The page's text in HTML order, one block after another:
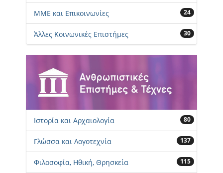
ΜΜΕ και Επικοινωνίες 24
Άλλες Κοινωνικές Επιστήμες 30
Ιστορία και Αρχαιολογία 80
Γλώσσα και Λογοτεχνία 137
Φιλοσοφία, Ηθική, Θρησκεία 115